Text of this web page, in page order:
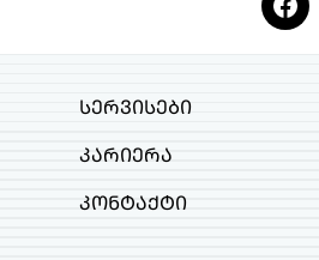
სერვისები
კარიერა
კონტაქტი